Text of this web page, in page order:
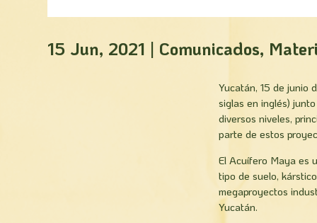
15 Jun, 2021 | Comunicados,
Yucatán, 15 de junio
siglas en inglés)
diversos niveles,
parte de estos
El Acuífero Maya es
tipo de suelo,
megaproyectos
Yucatán.